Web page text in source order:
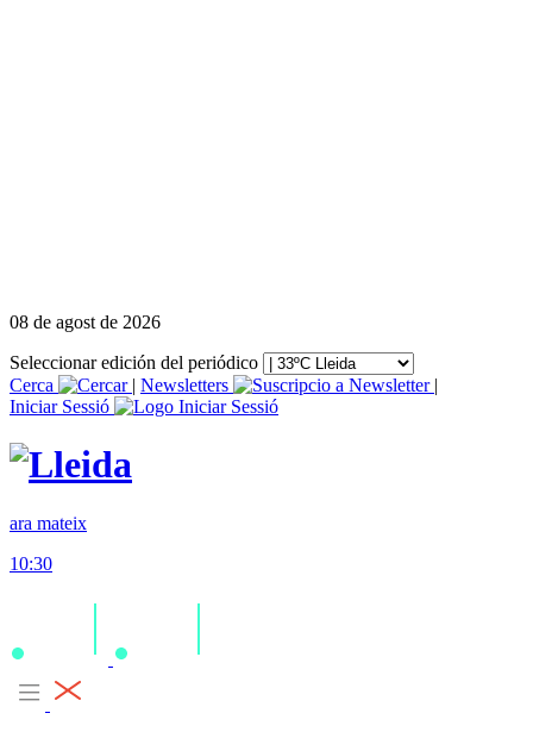
08 de agost de 2026
Seleccionar edición del periódico
Cerca
| Newsletters
|
Iniciar Sessió
ara mateix
10:30